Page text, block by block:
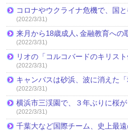
コロナやウクライナ危機で、国
(2022/3/31)
来月から18歳成人､金融教育への
(2022/3/31)
リオの「コルコバードのキリスト
(2022/3/31)
キャンバスは砂浜、波に消えた「
(2022/3/31)
横浜市三渓園で、３年ぶりに桜
(2022/3/31)
千葉大など国際チーム、史上最